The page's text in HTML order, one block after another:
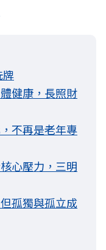
健康，長照財
不再是老年專
心壓力，三明
孤獨與孤立成